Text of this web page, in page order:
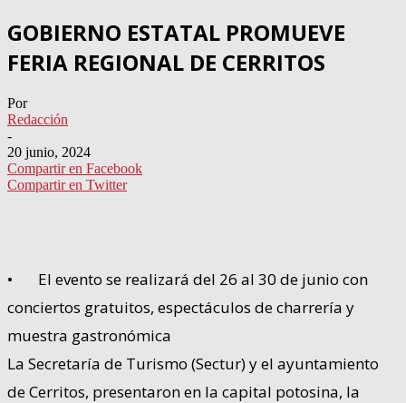
GOBIERNO ESTATAL PROMUEVE
FERIA REGIONAL DE CERRITOS
Por
Redacción
-
20 junio, 2024
Compartir en Facebook
Compartir en Twitter
• El evento se realizará del 26 al 30 de junio con
conciertos gratuitos, espectáculos de charrería y
muestra gastronómica
La Secretaría de Turismo (Sectur) y el ayuntamiento
de Cerritos, presentaron en la capital potosina, la